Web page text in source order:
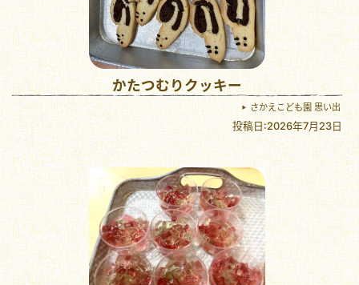
かたつむりクッキー
さかえこども園 思い出
投稿日:2026年7月23日